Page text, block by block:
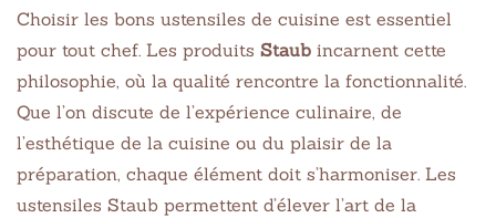
Choisir les bons ustensiles de cuisine est essentiel
pour tout chef. Les produits Staub incarnent cette
philosophie, où la qualité rencontre la fonctionnalité.
Que l’on discute de l’expérience culinaire, de
l’esthétique de la cuisine ou du plaisir de la
préparation, chaque élément doit s’harmoniser. Les
ustensiles Staub permettent d’élever l’art de la